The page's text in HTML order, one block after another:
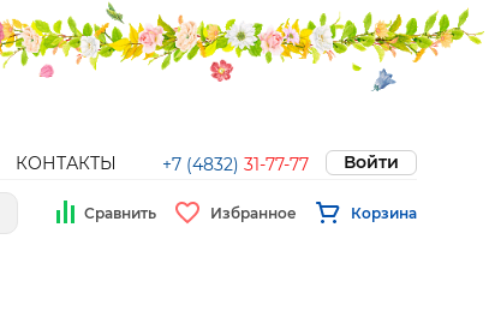
КОНТАКТЫ +7 (4832) 31-77-77 Войти
Сравнить Избранное Корзина